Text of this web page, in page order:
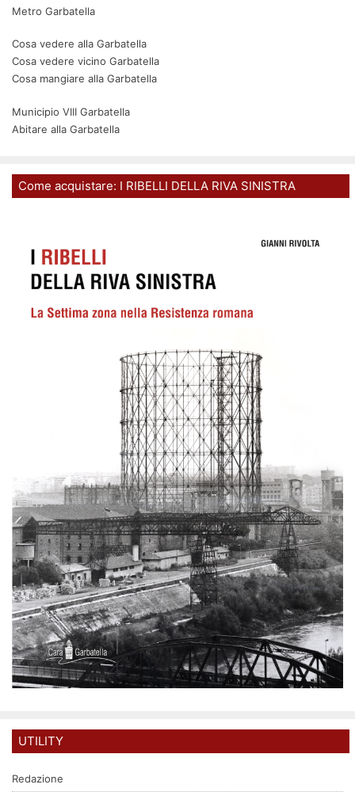
Metro Garbatella
Cosa vedere alla Garbatella
Cosa vedere vicino Garbatella
Cosa mangiare alla Garbatella
Municipio VIII Garbatella
Abitare alla Garbatella
Come acquistare: I RIBELLI DELLA RIVA SINISTRA
UTILITY
Redazione